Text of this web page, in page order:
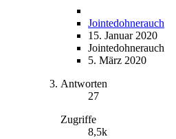
Jointedohnerauch
15. Januar 2020
Jointedohnerauch
5. März 2020
Antworten
27
Zugriffe
8,5k